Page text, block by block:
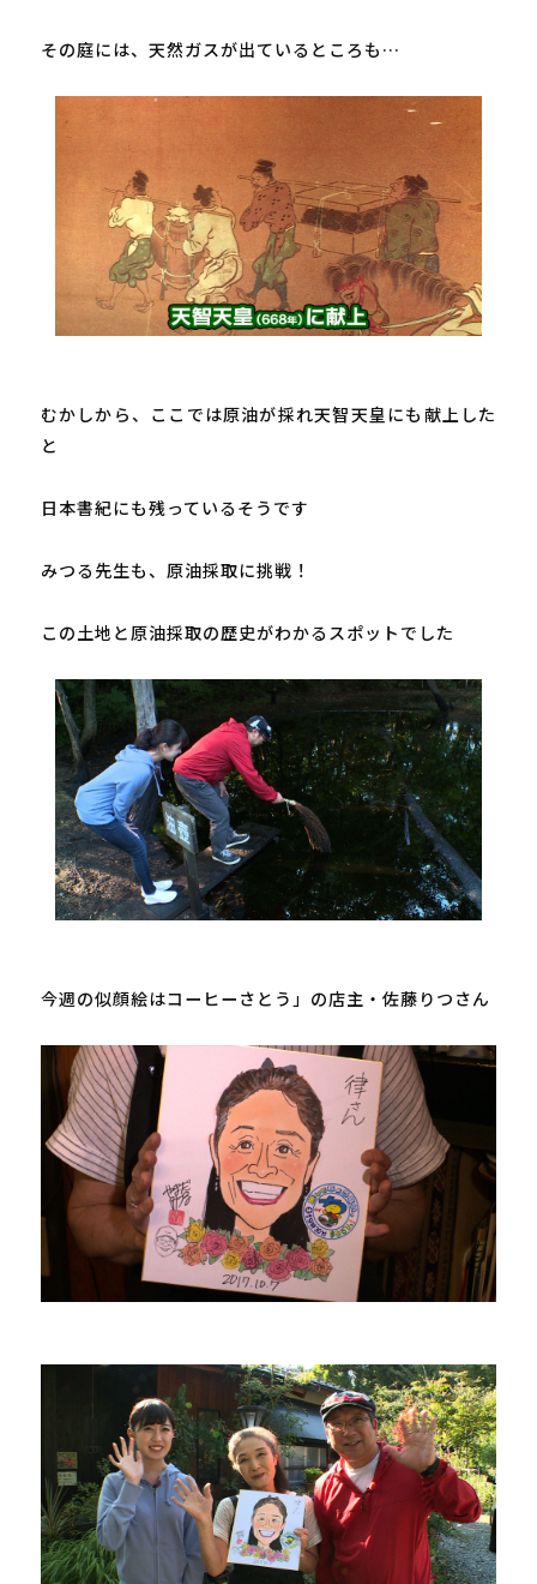
その庭には、天然ガスが出ているところも…
むかしから、ここでは原油が採れ天智天皇にも献上した
と
日本書紀にも残っているそうです
みつる先生も、原油採取に挑戦！
この土地と原油採取の歴史がわかるスポットでした
今週の似顔絵はコーヒーさとう」の店主・佐藤りつさん